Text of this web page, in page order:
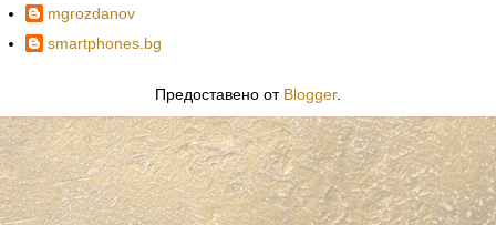
mgrozdanov
smartphones.bg
Предоставено от Blogger.